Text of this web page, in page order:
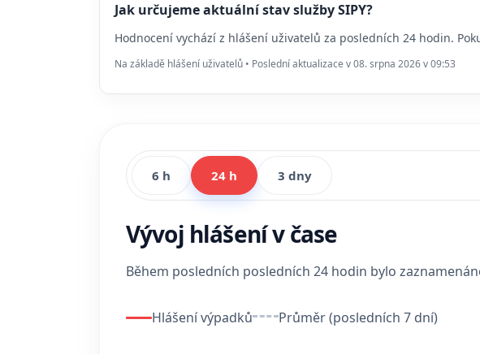
Jak určujeme aktuální stav služby SIPY?
Hodnocení vychází z hlášení uživatelů za posledních 24 hodin.
Na základě hlášení uživatelů • Poslední aktualizace v 08. srpna 2026 v 09:53
6 h 24 h 3 dny
Vývoj hlášení v čase
Během posledních posledních 24 hodin bylo
Hlášení výpadků Průměr (posledních 7 dní)